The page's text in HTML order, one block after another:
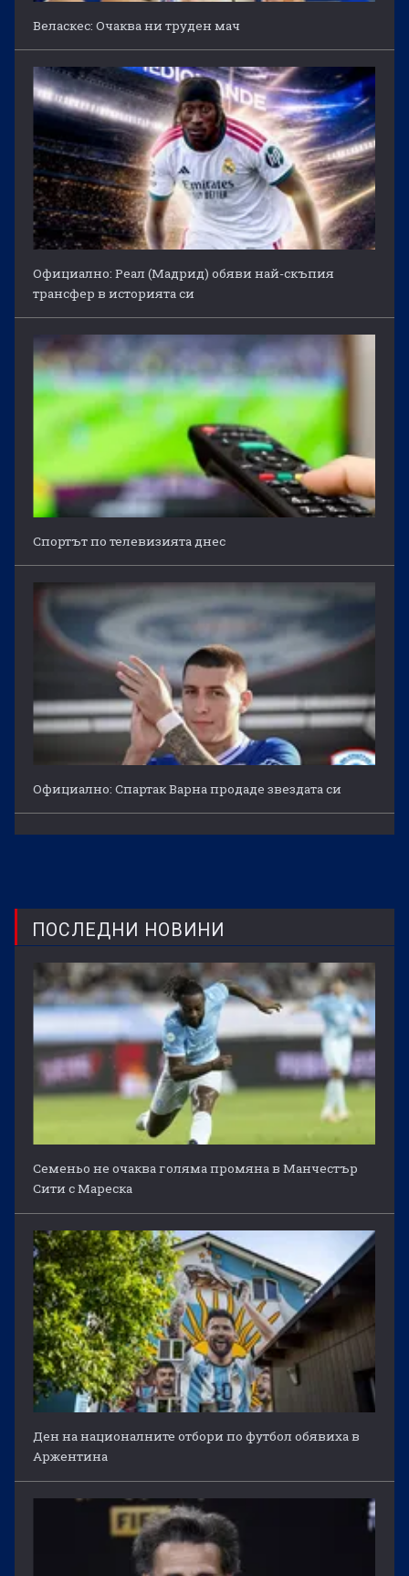
Веласкес: Очаква ни труден мач
Официално: Реал (Мадрид) обяви най-скъпия
трансфер в историята си
Спортът по телевизията днес
Официално: Спартак Варна продаде звездата си
ПОСЛЕДНИ НОВИНИ
Семеньо не очаква голяма промяна в Манчестър
Сити с Мареска
Ден на националните отбори по футбол обявиха в
Аржентина